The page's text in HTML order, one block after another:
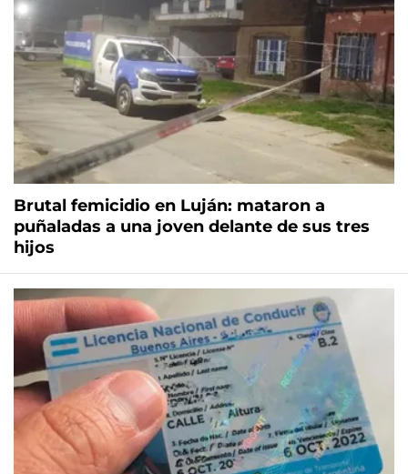
Brutal femicidio en Luján: mataron a
puñaladas a una joven delante de sus tres
hijos